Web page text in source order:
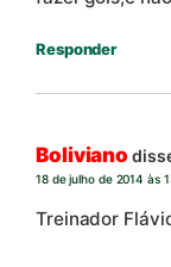
Responder
Boliviano
18 de julho de 2014 às
Treinador